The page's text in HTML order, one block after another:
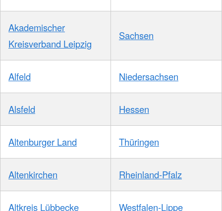
Akademischer
Kreisverband Leipzig
Sachsen
Alfeld Niedersachsen
Alsfeld Hessen
Altenburger Land Thüringen
Altenkirchen Rheinland-Pfalz
Altkreis Lübbecke Westfalen-Lippe